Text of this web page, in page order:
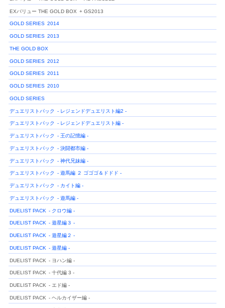
EXバリュー THE GOLD BOX + GS2013
GOLD SERIES 2014
GOLD SERIES 2013
THE GOLD BOX
GOLD SERIES 2012
GOLD SERIES 2011
GOLD SERIES 2010
GOLD SERIES
デュエリストパック - レジェンドデュエリスト編2 -
デュエリストパック - レジェンドデュエリスト編 -
デュエリストパック - 王の記憶編 -
デュエリストパック - 決闘都市編 -
デュエリストパック - 神代兄妹編 -
デュエリストパック - 遊馬編 ２ ゴゴゴ＆ドドド -
デュエリストパック - カイト編 -
デュエリストパック - 遊馬編 -
DUELIST PACK - クロウ編 -
DUELIST PACK - 遊星編３ -
DUELIST PACK - 遊星編２ -
DUELIST PACK - 遊星編 -
DUELIST PACK - ヨハン編 -
DUELIST PACK - 十代編 3 -
DUELIST PACK - エド編 -
DUELIST PACK - ヘルカイザー編 -